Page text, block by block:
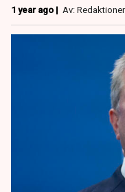
1 year ago | Av: